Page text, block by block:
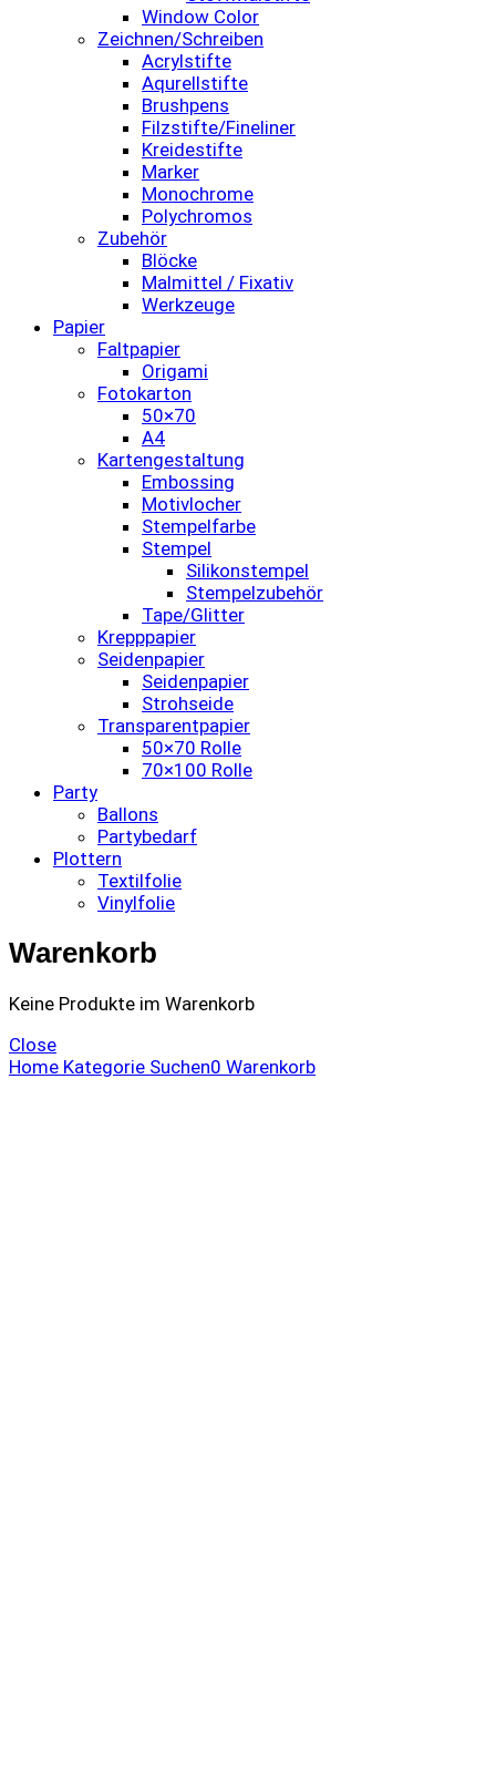
Window Color
Zeichnen/Schreiben
Acrylstifte
Aqurellstifte
Brushpens
Filzstifte/Fineliner
Kreidestifte
Marker
Monochrome
Polychromos
Zubehör
Blöcke
Malmittel / Fixativ
Werkzeuge
Papier
Faltpapier
Origami
Fotokarton
50×70
A4
Kartengestaltung
Embossing
Motivlocher
Stempelfarbe
Stempel
Silikonstempel
Stempelzubehör
Tape/Glitter
Krepppapier
Seidenpapier
Seidenpapier
Strohseide
Transparentpapier
50×70 Rolle
70×100 Rolle
Party
Ballons
Partybedarf
Plottern
Textilfolie
Vinylfolie
Warenkorb
Keine Produkte im Warenkorb
Close
Home Kategorie Suchen0 Warenkorb